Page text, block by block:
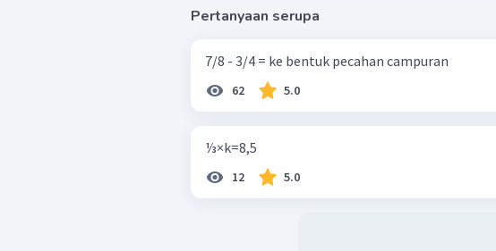
Pertanyaan serupa
7/8 - 3/4 = ke bentuk pecahan campuran
62 5.0
⅓×k=8,5
12 5.0